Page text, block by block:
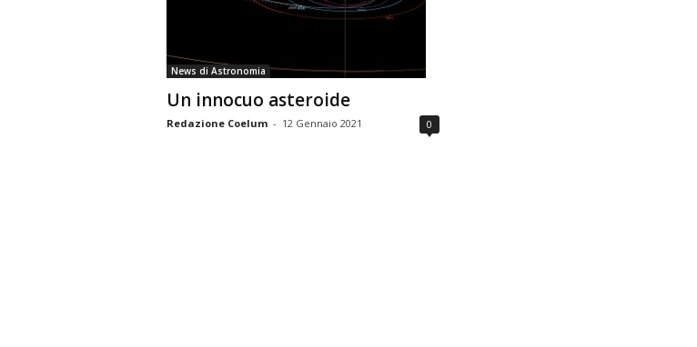
n
i
a
News di Astronomia
Un innocuo asteroide
Redazione Coelum - 12 Gennaio 2021 0